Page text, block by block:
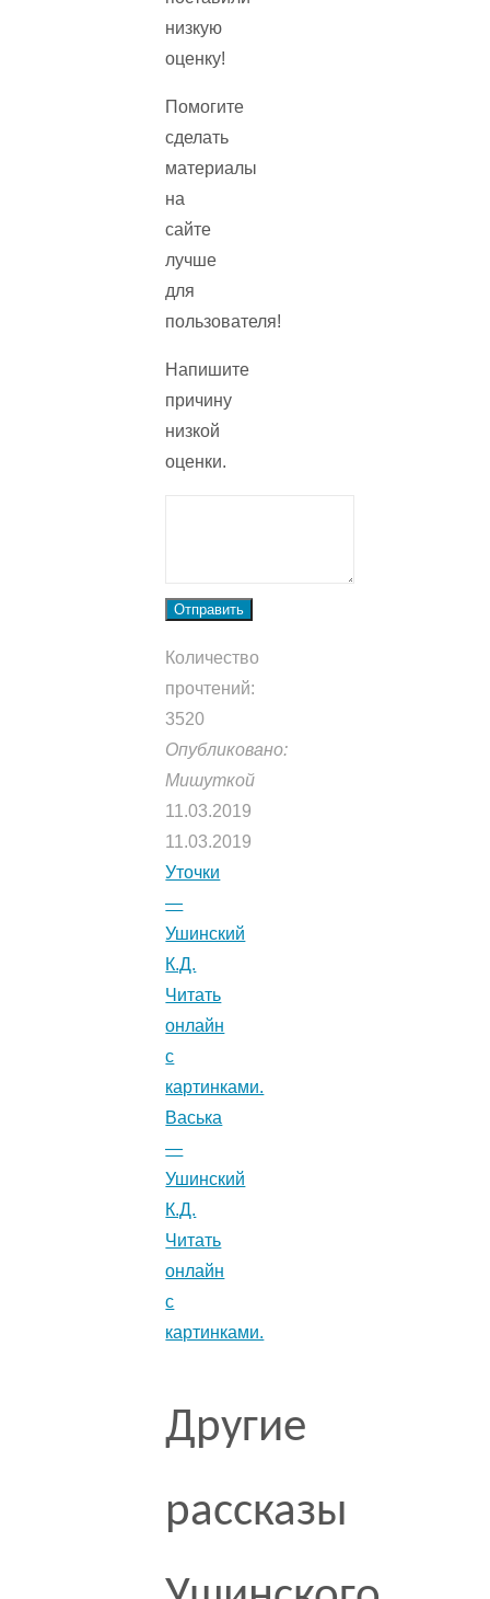
низкую
оценку!
Помогите
сделать
материалы
на
сайте
лучше
для
пользователя!
Напишите
причину
низкой
оценки.
Отправить
Количество
прочтений:
3520
Опубликовано:
Мишуткой
11.03.2019
11.03.2019
Уточки
—
Ушинский
К.Д.
Читать
онлайн
с
картинками.
Васька
—
Ушинский
К.Д.
Читать
онлайн
с
картинками.
Другие
рассказы